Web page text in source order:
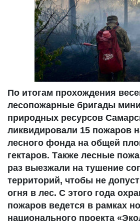
По итогам прохождения
лесопожарные бригады
природных ресурсов
ликвидировали 15 пожаров
лесного фонда на общей
гектаров. Также лесные
раз выезжали на тушение
территорий, чтобы не
огня в лес. С этого года
пожаров ведется в рамках
национального проекта